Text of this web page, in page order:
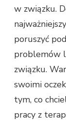
w związku.
poruszyć
problemów
związku.
swoimi
tym, co
pracy z